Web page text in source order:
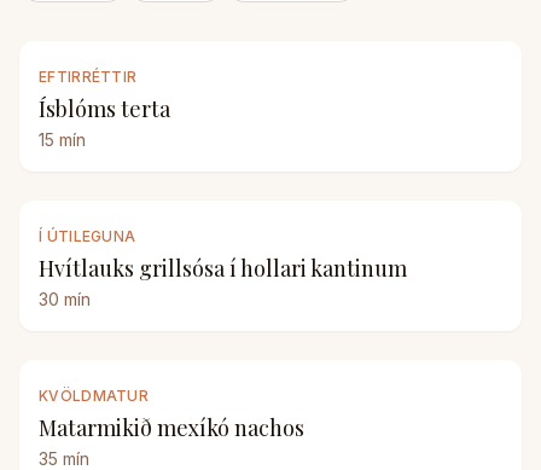
EFTIRRÉTTIR
Ísblóms terta
15 mín
Í ÚTILEGUNA
Hvítlauks grillsósa í hollari kantinum
30 mín
KVÖLDMATUR
Matarmikið mexíkó nachos
35 mín